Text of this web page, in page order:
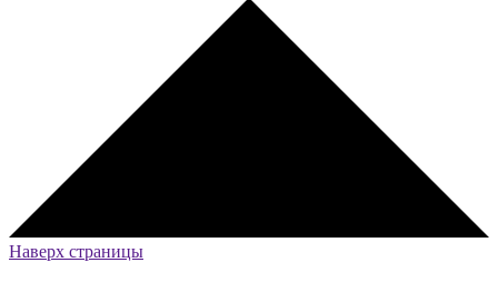
Наверх страницы